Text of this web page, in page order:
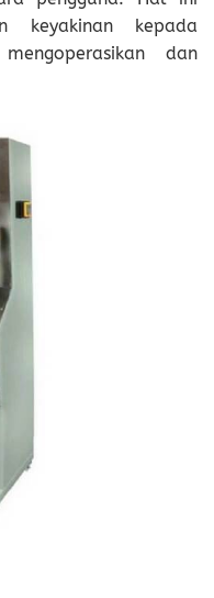
keyakinan kepada
dan